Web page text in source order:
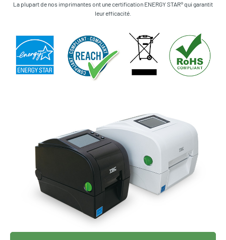
La plupart de nos imprimantes ont une certification ENERGY STAR® qui garantit
leur efficacité.